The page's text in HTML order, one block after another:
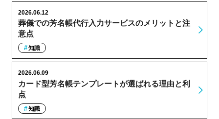
葬儀での芳名帳代行入力サービスのメリットと注
意点
2026.06.12
知識
カード型芳名帳テンプレートが選ばれる理由と利
点
2026.06.09
知識